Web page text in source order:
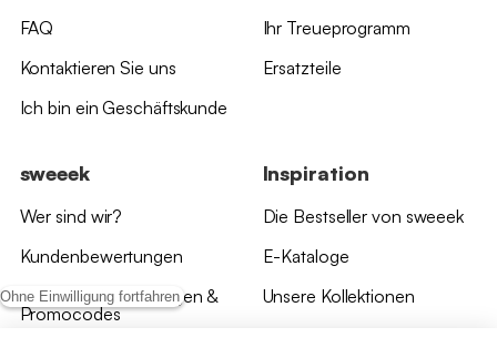
Ohne Einwilligung fortfahren
FAQ
Kontaktieren Sie uns
Ich bin ein Geschäftskunde
Ihr Treueprogramm
Ersatzteile
sweeek
Wer sind wir?
Kundenbewertungen
*Angebotsbedingungen &
Promocodes
Inspiration
Die Bestseller von sweeek
E-Kataloge
Unsere Kollektionen